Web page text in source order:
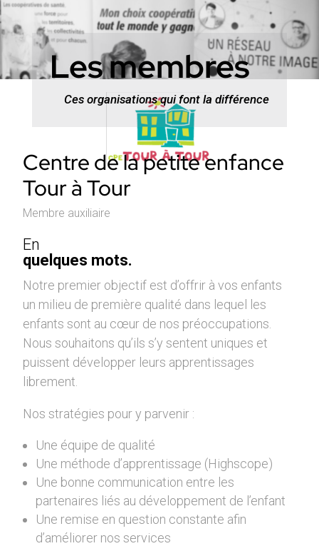
Les membres
Ces organisations qui font la différence
Centre de la petite enfance
Tour à Tour
Membre auxiliaire
En
quelques mots.
Notre premier objectif est d’offrir à vos enfants
un milieu de première qualité dans lequel les
enfants sont au cœur de nos préoccupations.
Nous souhaitons qu’ils s’y sentent uniques et
puissent développer leurs apprentissages
librement.
Nos stratégies pour y parvenir :
Une équipe de qualité
Une méthode d’apprentissage (Highscope)
Une bonne communication entre les
partenaires liés au développement de l’enfant
Une remise en question constante afin
d’améliorer nos services